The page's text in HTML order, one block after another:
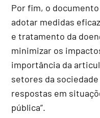
Por fim, o
adotar medidas
e tratamento da
minimizar os
importância da
setores da
respostas em
pública”.